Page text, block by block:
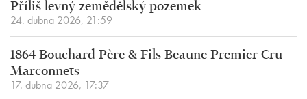
Příliš levný zemědělský pozemek
24. dubna 2026, 21:59
1864 Bouchard Père & Fils Beaune Premier Cru
Marconnets
17. dubna 2026, 17:37